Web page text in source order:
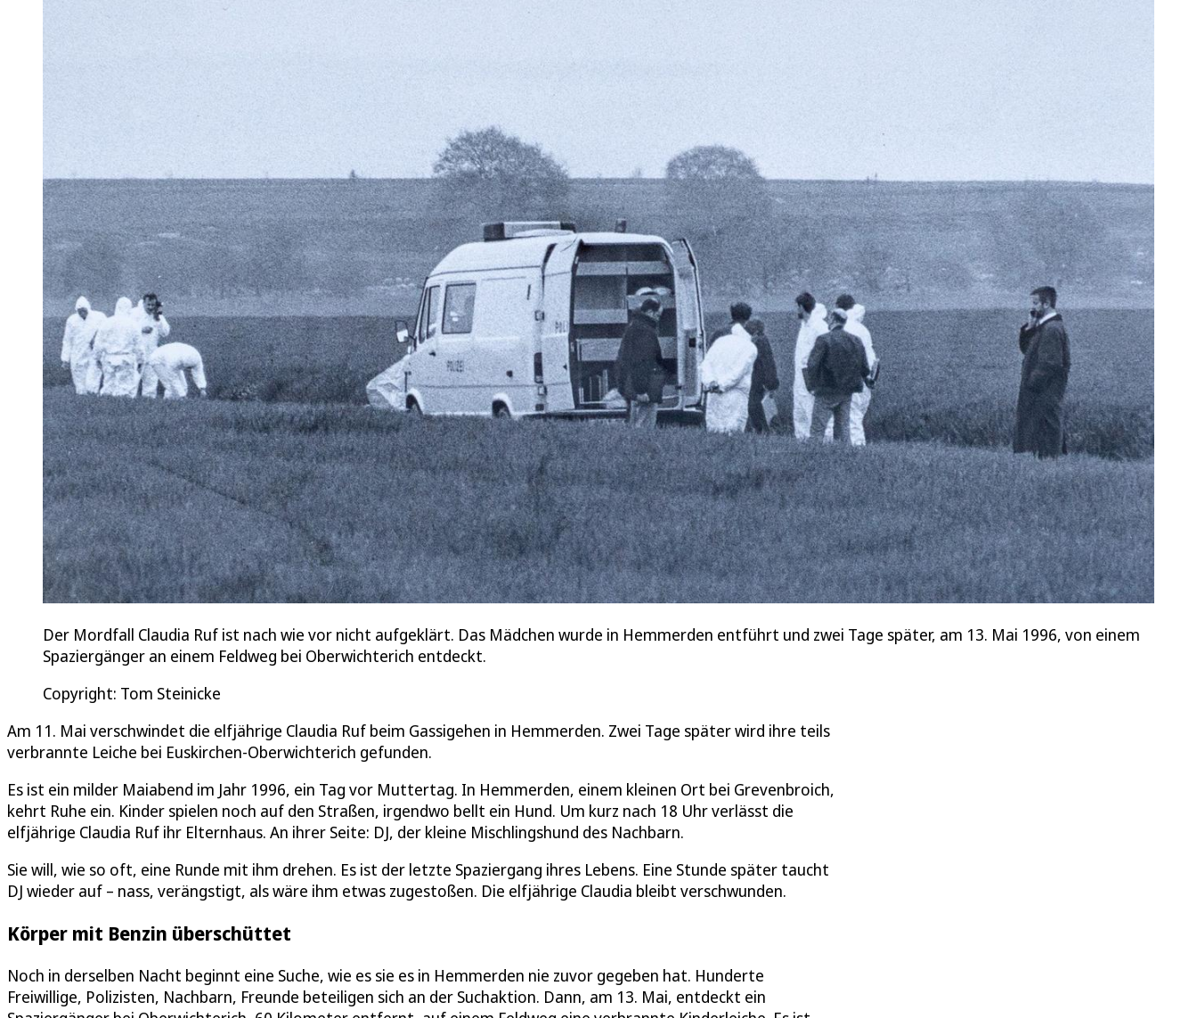
Der Mordfall Claudia Ruf ist nach wie vor nicht aufgeklärt. Das Mädchen wurde in Hemmerden entführt und zwei Tage später, am 13. Mai 1996, von einem
Spaziergänger an einem Feldweg bei Oberwichterich entdeckt.
Copyright: Tom Steinicke
Am 11. Mai verschwindet die elfjährige Claudia Ruf beim Gassigehen in Hemmerden. Zwei Tage später wird ihre teils
verbrannte Leiche bei Euskirchen-Oberwichterich gefunden.
Es ist ein milder Maiabend im Jahr 1996, ein Tag vor Muttertag. In Hemmerden, einem kleinen Ort bei Grevenbroich,
kehrt Ruhe ein. Kinder spielen noch auf den Straßen, irgendwo bellt ein Hund. Um kurz nach 18 Uhr verlässt die
elfjährige Claudia Ruf ihr Elternhaus. An ihrer Seite: DJ, der kleine Mischlingshund des Nachbarn.
Sie will, wie so oft, eine Runde mit ihm drehen. Es ist der letzte Spaziergang ihres Lebens. Eine Stunde später taucht
DJ wieder auf – nass, verängstigt, als wäre ihm etwas zugestoßen. Die elfjährige Claudia bleibt verschwunden.
Körper mit Benzin überschüttet
Noch in derselben Nacht beginnt eine Suche, wie es sie es in Hemmerden nie zuvor gegeben hat. Hunderte
Freiwillige, Polizisten, Nachbarn, Freunde beteiligen sich an der Suchaktion. Dann, am 13. Mai, entdeckt ein